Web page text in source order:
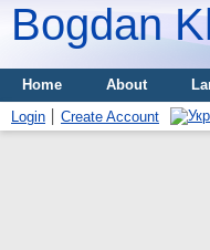
Bogdan
Home About
Login
Create Account